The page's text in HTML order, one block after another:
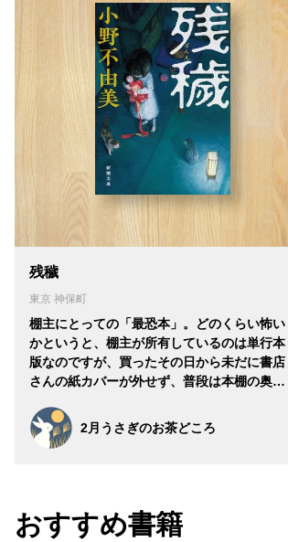
残穢
東京 神保町
棚主にとっての「最恐本」。どのくらい怖い
かというと、棚主が所有しているのは単行本
版なのですが、買ったその日から未だに書店
さんの紙カバーが外せず、普段は本棚の奥…
2月うさぎのお茶どころ
おすすめ書籍